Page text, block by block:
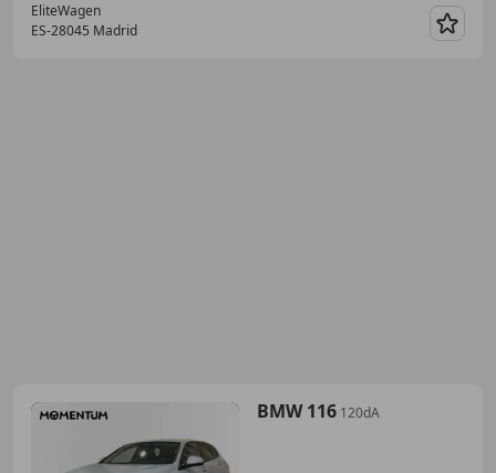
EliteWagen
ES-28045 Madrid
BMW 116 120dA